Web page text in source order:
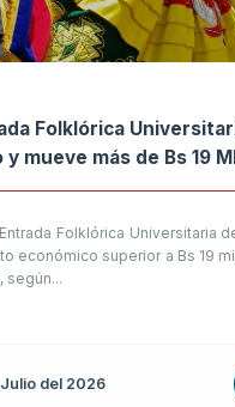
Folklórica
mueve más de Bs 19
Folklórica Universitaria
económico superior a Bs 19
según...
Julio del 2026